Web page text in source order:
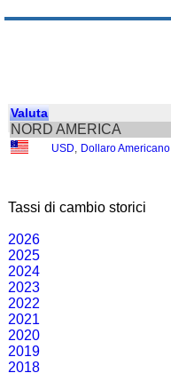
Valuta
NORD AMERICA
USD Dollaro Americano
Tassi di cambio storici
2026
2025
2024
2023
2022
2021
2020
2019
2018